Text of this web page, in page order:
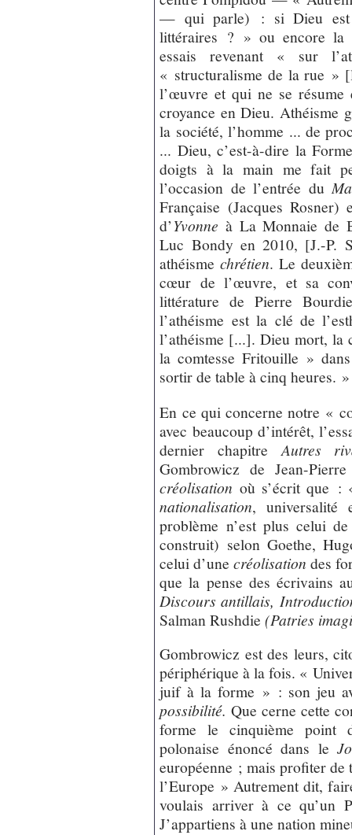
— qui parle) : si Dieu est
littéraires ? » ou encore la
essais revenant « sur
« structuralisme de la rue »
l’œuvre et qui ne se résume
croyance en Dieu. Athéisme
la société, l’homme ... de
... Dieu, c’est-à-dire la
doigts à la main me fait
l’occasion de l’entrée du
Française (Jacques
d’Yvonne à La Monnaie de
Luc Bondy en 2010, [J.-P.
athéismechrétien. Le
cœur de l’œuvre, et sa
littérature de Pierre
l’athéisme est la clé de
l’athéisme [...]. Dieu mort,
la comtesse Fritouille »
sortir de table à cinq heures. »
En ce qui concerne notre «
avec beaucoup d’intérêt,
dernier chapitre Autres
Gombrowicz de Jean-
créolisation où s’écrit que
nationalisation, universalité
problème n’est plus celui
construit) selon Goethe,
celui d’unecréolisation des
que la pense des écrivains
Discours antillais,
Salman Rushdie(Patries
Gombrowicz est des leurs,
périphérique à la fois. «
juif à la forme » : son jeu
possibilité. Que cerne cette
forme le cinquième point
polonaise énoncé dans le
européenne ; mais profiter de
l’Europe » Autrement dit,
voulais arriver à ce qu’un
J’appartiens à une nation